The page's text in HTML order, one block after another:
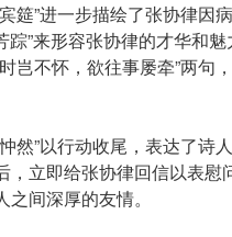
筵”进一步描绘了张协律因
踪”来形容张协律的才华和
岂不怀，欲往事屡牵”两句
然”以行动收尾，表达了诗
，立即给张协律回信以表慰
间深厚的友情。